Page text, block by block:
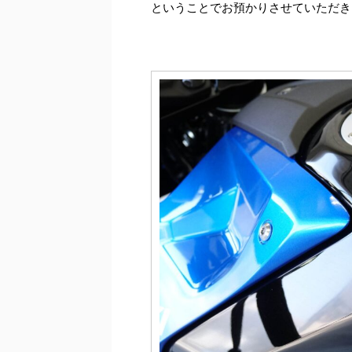
ということでお預かりさせていただ